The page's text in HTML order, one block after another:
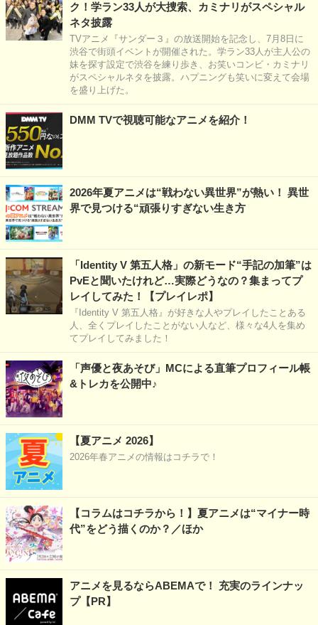
ク！学ラン33人が大捜索、カミナリがスペシャル
ネタ披露
TVアニメ『サンダー３』の放送開始を記念し、7月8日に
渋谷で街頭イベントが開催された。学ラン33人が主人公の
妹を探す設定で渋谷を練り歩き、お笑いコンビ・カミナリ
がスペシャルネタを披露。ハプニングも笑いに変えて会場
を盛り上げた。
DMM TVで視聴可能なアニメを紹介！
2026年夏アニメは“戦わない異世界”が熱い！ 異世
界で見つける“頑張りすぎない生き方
「Identity V 第五人格」の新モード“手記の加筆”は
PvEと聞いたけれど…実際どうなの？集まってプ
レイしてみた！【プレイレポ】
『Identity V 第五人格』が好きな人やプレイしたことある
人、全くプレイしたことがない人など、様々な4人を集め
てプレイしてみました！
「声優と夜あそび」MCによる直筆プロフィール帳
&トレカを公開中♪
【夏アニメ 2026】
2026年春アニメの情報はコチラで！
【コラムはコチラから！】夏アニメは“マイナー時
代”をどう描くのか？／ほか
アニメを見るならABEMAで！ 充実のラインナッ
プ【PR】